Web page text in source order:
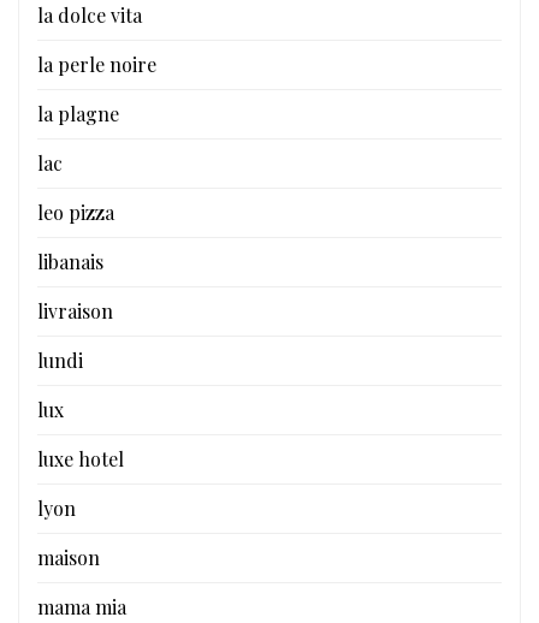
la dolce vita
la perle noire
la plagne
lac
leo pizza
libanais
livraison
lundi
lux
luxe hotel
lyon
maison
mama mia